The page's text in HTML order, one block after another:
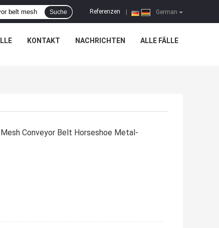
German
Referenzen
Suche
KONTAKT NACHRICHTEN ALLE FÄLLE
Conveyor Belt Horseshoe Metal-